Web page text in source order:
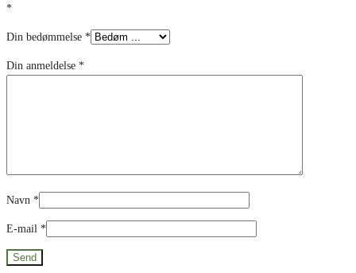
*
Din bedømmelse *
Din anmeldelse *
Navn *
E-mail *